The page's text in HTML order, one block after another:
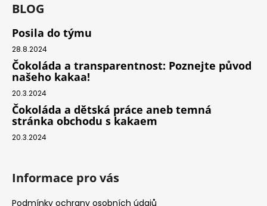
BLOG
Posila do týmu
28.8.2024
Čokoláda a transparentnost: Poznejte původ
našeho kakaa!
20.3.2024
Čokoláda a dětská práce aneb temná
stránka obchodu s kakaem
20.3.2024
Informace pro vás
Podmínky ochrany osobních údajů